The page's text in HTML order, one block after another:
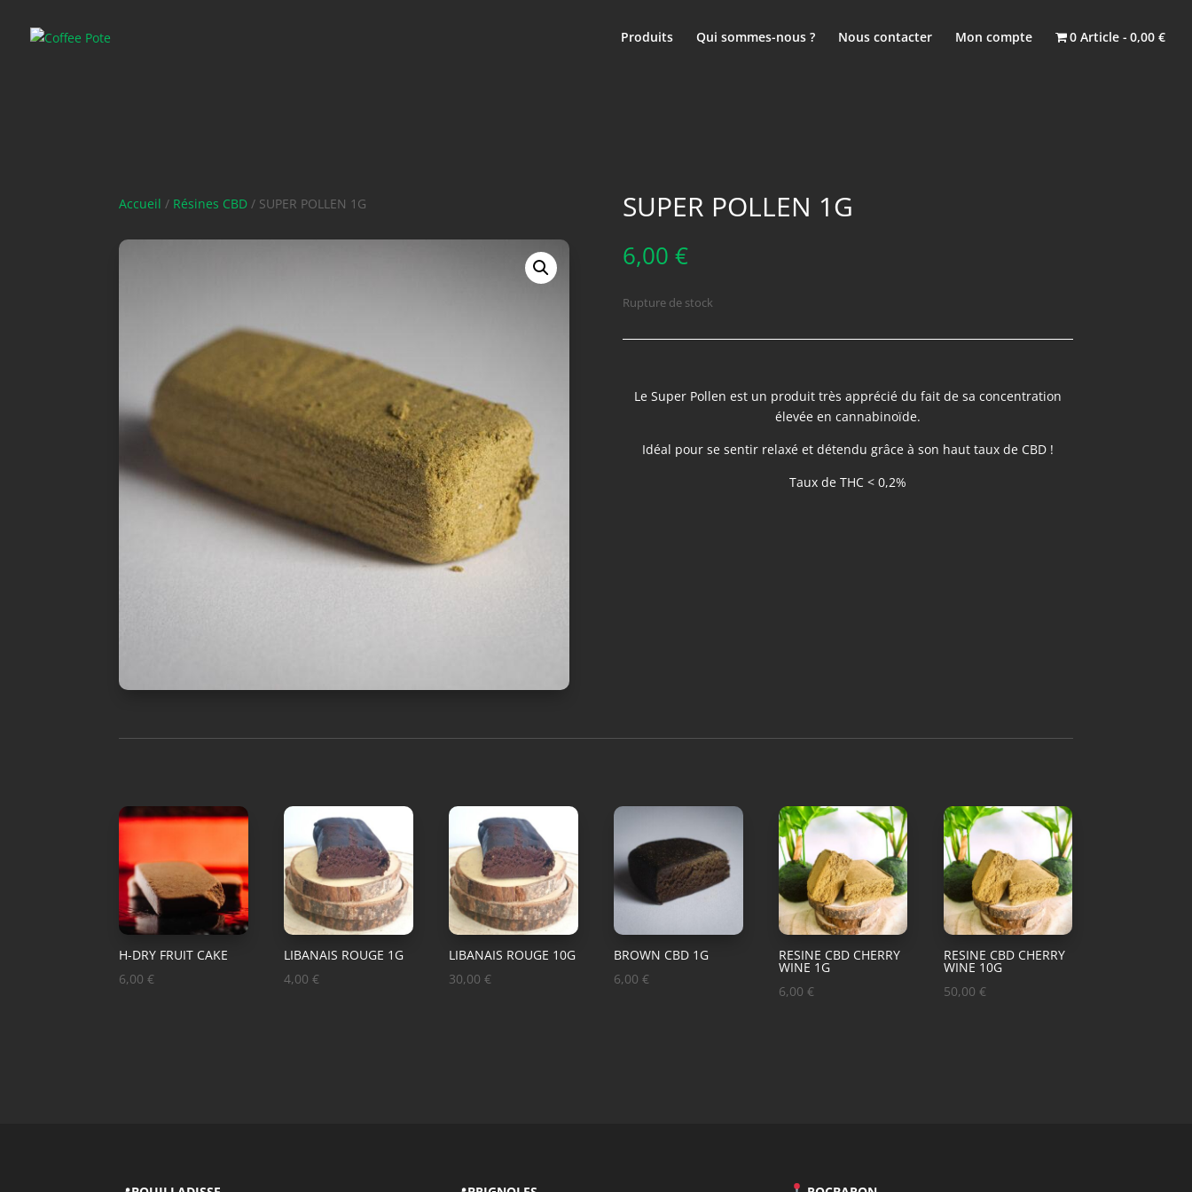
Produits Qui sommes-nous ? Nous contacter Mon compte 0 Article 0,00 €
Accueil / Résines CBD / SUPER POLLEN 1G SUPER POLLEN 1G
6,00 €
Rupture de stock
Le Super Pollen est un produit très apprécié du fait de sa concentration
élevée en cannabinoïde.
Idéal pour se sentir relaxé et détendu grâce à son haut taux de CBD !
Taux de THC < 0,2%
H-DRY FRUIT CAKE
6,00€
LIBANAIS ROUGE 1G
4,00€
LIBANAIS ROUGE 10G
30,00€
BROWN CBD 1G
6,00€
RESINE CBD CHERRY
WINE 1G
6,00€
RESINE CBD CHERRY
WINE 10G
50,00€